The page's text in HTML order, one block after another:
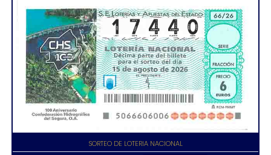
SORTEO DE LOTERIA NACIONAL